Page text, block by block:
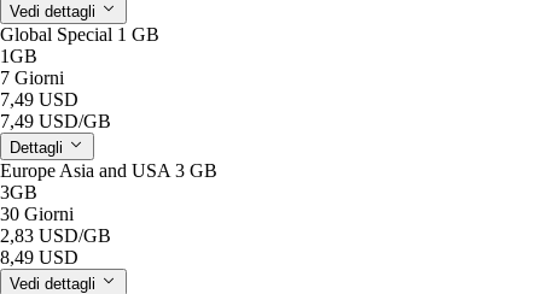
Vedi dettagli
Global Special 1 GB
1GB
7 Giorni
7,49 USD
7,49 USD/GB
Dettagli
Europe Asia and USA 3 GB
3GB
30 Giorni
2,83 USD/GB
8,49 USD
Vedi dettagli